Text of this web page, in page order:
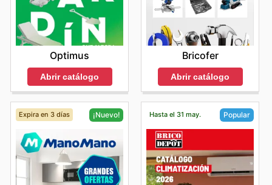
Optimus
Abrir catálogo
Bricofer
Abrir catálogo
Expira en 3 días ¡Nuevo! Hasta el 31 may. Popular